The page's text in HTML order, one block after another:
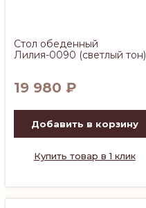
Стол обеденный
Лилия-0090 (светлый тон)
19 980 ₽
Добавить в корзину
Купить товар в 1 клик